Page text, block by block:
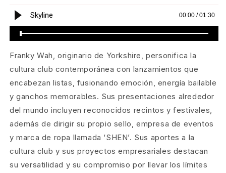
Franky Wah, originario de Yorkshire, personifica la
cultura club contemporánea con lanzamientos que
encabezan listas, fusionando emoción, energía bailable
y ganchos memorables. Sus presentaciones alrededor
del mundo incluyen reconocidos recintos y festivales,
además de dirigir su propio sello, empresa de eventos
y marca de ropa llamada ‘SHEN’. Sus aportes a la
cultura club y sus proyectos empresariales destacan
su versatilidad y su compromiso por llevar los límites